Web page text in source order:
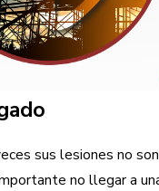
sus lesiones no
no llegar a